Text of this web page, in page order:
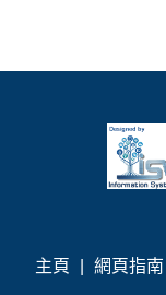
主頁 網頁指南